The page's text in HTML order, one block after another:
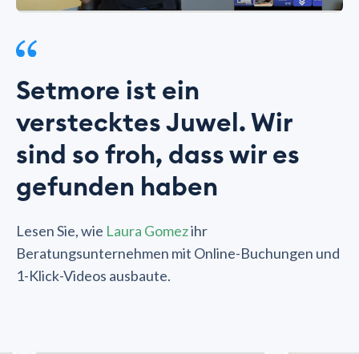
Setmore ist ein
verstecktes Juwel. Wir
sind so froh, dass wir es
gefunden haben
Lesen Sie, wie Laura Gomezihr
Beratungsunternehmen mit Online-Buchungen und
1-Klick-Videos ausbaute.